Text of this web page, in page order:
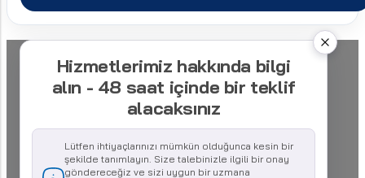
Hizmetlerimiz hakkında bilgi
alın - 48 saat içinde bir teklif
alacaksınız
Lütfen ihtiyaçlarınızı mümkün olduğunca kesin bir
şekilde tanımlayın. Size talebinizle ilgili bir onay
göndereceğiz ve sizi uygun bir uzmana